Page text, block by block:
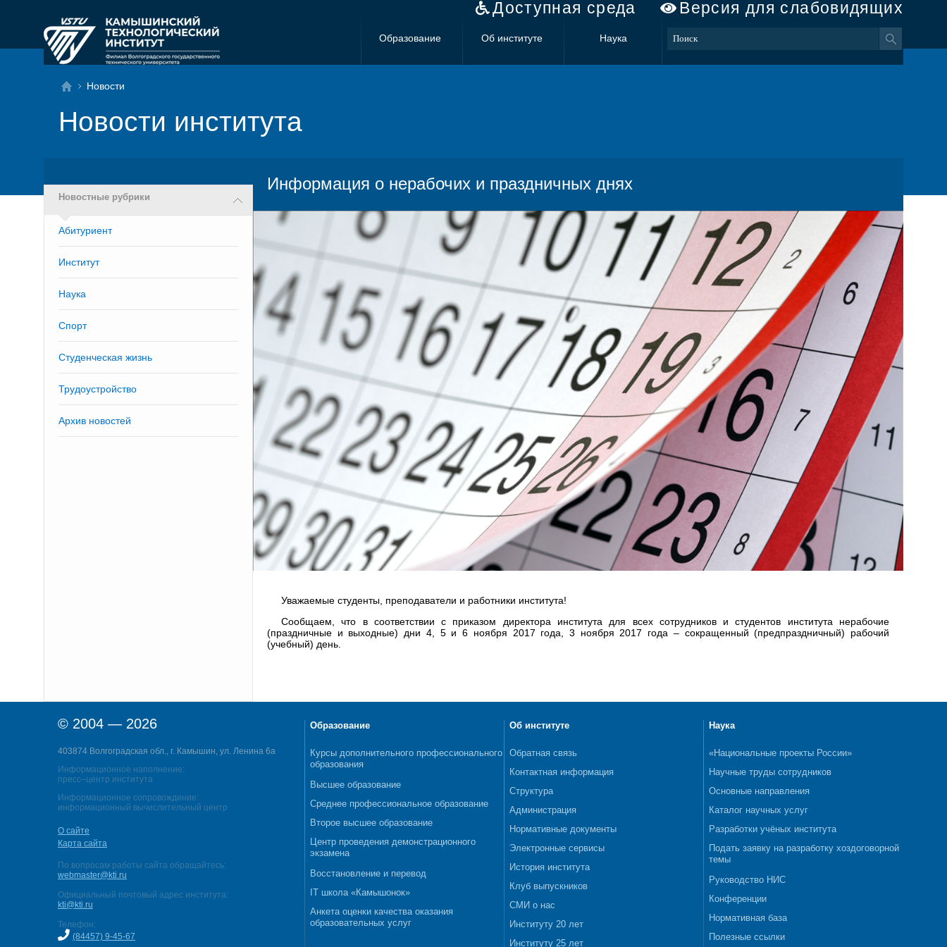
Доступная среда Версия для слабовидящих
Образование Об институте Наука
Новости
Новости института
Новостные рубрики
Абитуриент
Институт
Наука
Спорт
Студенческая жизнь
Трудоустройство
Архив новостей
Информация о нерабочих и праздничных днях
Уважаемые студенты, преподаватели и работники института!
Сообщаем, что в соответствии с приказом директора института для всех сотрудников и студентов института нерабочие
(праздничные и выходные) дни 4, 5 и 6 ноября 2017 года, 3 ноября 2017 года – сокращенный (предпраздничный) рабочий
(учебный) день.
© 2004 — 2026
403874 Волгоградская обл., г. Камышин, ул. Ленина 6а
Информационное наполнение:
пресс–центр института
Информационное сопровождение:
информационный вычислительный центр
О сайте
Карта сайта
По вопросам работы сайта обращайтесь:
webmaster@kti.ru
Официальный почтовый адрес института:
kti@kti.ru
Телефон:
(84457) 9-45-67
Образование
Курсы дополнительного профессионального
образования
Высшее образование
Среднее профессиональное образование
Второе высшее образование
Центр проведения демонстрационного
экзамена
Восстановление и перевод
IT школа «Камышонок»
Анкета оценки качества оказания
образовательных услуг
Об институте
Обратная связь
Контактная информация
Структура
Администрация
Нормативные документы
Электронные сервисы
История института
Клуб выпускников
СМИ о нас
Институту 20 лет
Институту 25 лет
Наука
«Национальные проекты России»
Научные труды сотрудников
Основные направления
Каталог научных услуг
Разработки учёных института
Подать заявку на разработку хоздоговорной
темы
Руководство НИС
Конференции
Нормативная база
Полезные ссылки